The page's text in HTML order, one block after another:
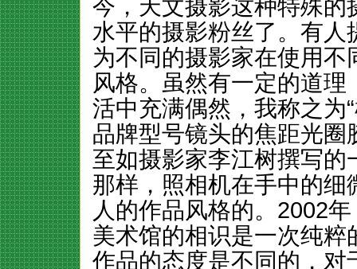
今，天文摄影这种特殊
水平的摄影粉丝了。有
为不同的摄影家在使用
风格。虽然有一定的道
活中充满偶然，我称之为
品牌型号镜头的焦距光
至如摄影家李江树撰写
那样，照相机在手中的
人的作品风格的。2002
美术馆的相识是一次纯
作品的态度是不同的，